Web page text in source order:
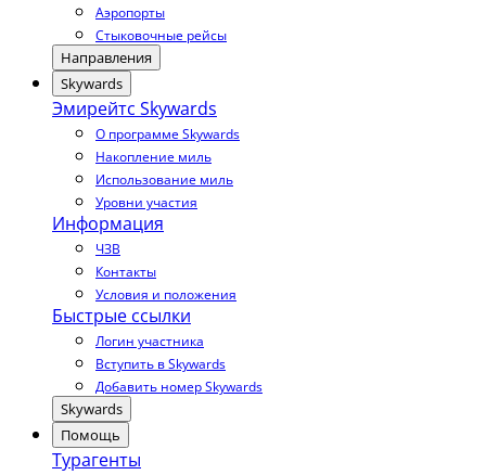
Аэропорты
Стыковочные рейсы
Направления
Skywards
Эмирейтс Skywards
О программе Skywards
Накопление миль
Использование миль
Уровни участия
Информация
ЧЗВ
Контакты
Условия и положения
Быстрые ссылки
Логин участника
Вступить в Skywards
Добавить номер Skywards
Skywards
Помощь
Турагенты